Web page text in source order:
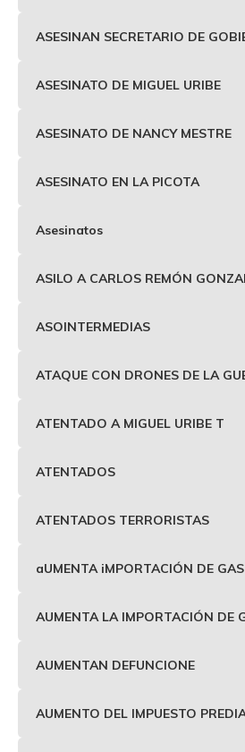
ASESINAN SECRETARIO DE
ASESINATO DE MIGUEL URIBE
ASESINATO DE NANCY MESTRE
ASESINATO EN LA PICOTA
Asesinatos
ASILO A CARLOS REMÓN
ASOINTERMEDIAS
ATAQUE CON DRONES DE LA
ATENTADO A MIGUEL URIBE T
ATENTADOS
ATENTADOS TERRORISTAS
aUMENTA iMPORTACIÓN DE GAS
AUMENTA LA IMPORTACIÓN DE
AUMENTAN DEFUNCIONE
AUMENTO DEL IMPUESTO